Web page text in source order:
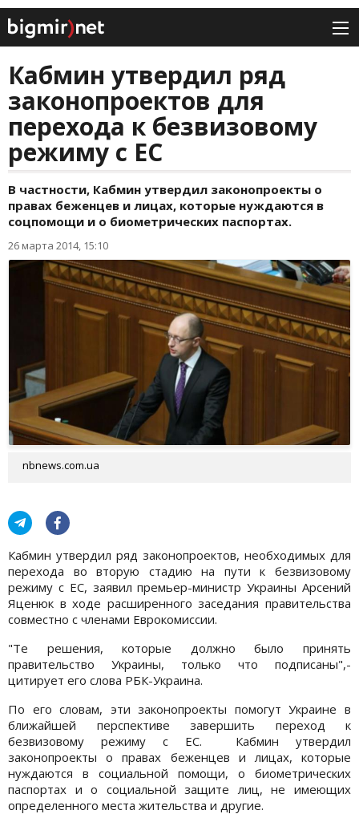
Кабмин утвердил ряд
законопроектов для
перехода к безвизовому
режиму с ЕС
В частности, Кабмин утвердил законопроекты о
правах беженцев и лицах, которые нуждаются в
соцпомощи и о биометрических паспортах.
26 марта 2014, 15:10
nbnews.com.ua
Кабмин утвердил ряд законопроектов, необходимых для
перехода во вторую стадию на пути к безвизовому
режиму с ЕС, заявил премьер-министр Украины Арсений
Яценюк в ходе расширенного заседания правительства
совместно с членами Еврокомиссии.
"Те решения, которые должно было принять
правительство Украины, только что подписаны",-
цитирует его слова РБК-Украина.
По его словам, эти законопроекты помогут Украине в
ближайшей перспективе завершить переход к
безвизовому режиму с ЕС. Кабмин утвердил
законопроекты о правах беженцев и лицах, которые
нуждаются в социальной помощи, о биометрических
паспортах и о социальной защите лиц, не имеющих
определенного места жительства и другие.